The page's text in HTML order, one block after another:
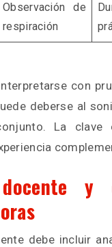
Observación de
respiración
con
deberse al
La clave
docente y
debe incluir